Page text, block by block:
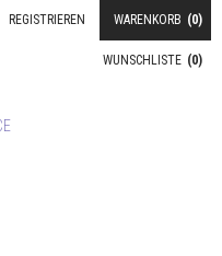
WARENKORB (0)
REGISTRIEREN
WUNSCHLISTE (0)